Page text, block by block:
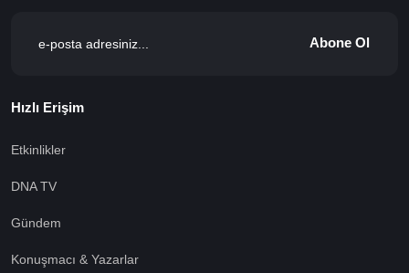
Abone Ol
Hızlı Erişim
Etkinlikler
DNA TV
Gündem
Konuşmacı & Yazarlar